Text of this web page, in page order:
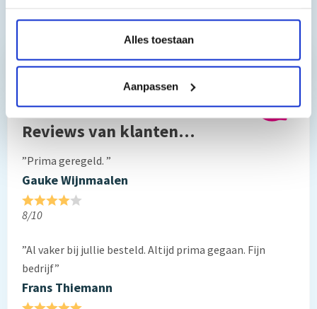
Alles toestaan
Aanpassen
Toch nog een vraag?
Hebt u vragen bij het artikel?
Reviews van klanten…
”Prima geregeld. ”
Gauke Wijnmaalen
8/10
”Al vaker bij jullie besteld. Altijd prima gegaan. Fijn
bedrijf”
Frans Thiemann